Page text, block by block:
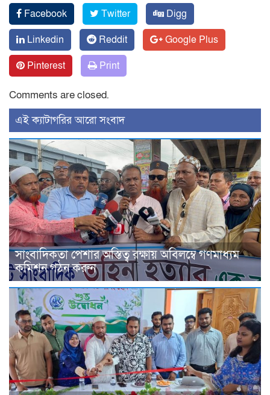
Facebook Twitter
Digg
Linkedin
Reddit
Google Plus
Pinterest
Print
Comments are closed.
‍এই ক্যাটাগরির ‍আরো সংবাদ
সাংবাদিকতা পেশার অস্তিত্ব রক্ষায় অবিলম্বে গণমাধ্যম
কমিশন গঠন করুন